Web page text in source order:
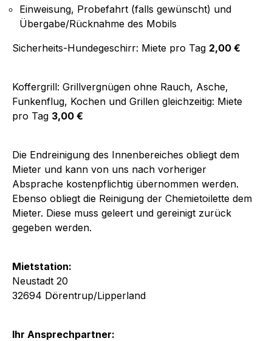
Einweisung, Probefahrt (falls gewünscht) und
Übergabe/Rücknahme des Mobils
Sicherheits-Hundegeschirr: Miete pro Tag 2,00 €
Koffergrill: Grillvergnügen ohne Rauch, Asche,
Funkenflug, Kochen und Grillen gleichzeitig: Miete
pro Tag 3,00 €
Die Endreinigung des Innenbereiches obliegt dem
Mieter und kann von uns nach vorheriger
Absprache kostenpflichtig übernommen werden.
Ebenso obliegt die Reinigung der Chemietoilette dem
Mieter. Diese muss geleert und gereinigt zurück
gegeben werden.
Mietstation:
Neustadt 20
32694 Dörentrup/Lipperland
Ihr Ansprechpartner: